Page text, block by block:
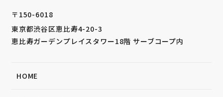
〒150-6018
東京都渋谷区恵比寿4-20-3
恵比寿ガーデンプレイスタワー18階サーブコープ内
HOME